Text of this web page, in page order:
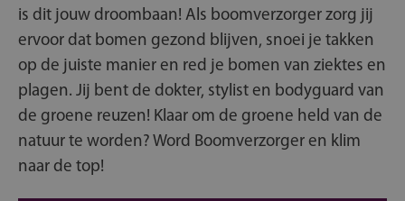
is dit jouw droombaan! Als boomverzorger zorg jij
ervoor dat bomen gezond blijven, snoei je takken
op de juiste manier en red je bomen van ziektes en
plagen. Jij bent de dokter, stylist en bodyguard van
de groene reuzen! Klaar om de groene held van de
natuur te worden? Word Boomverzorger en klim
naar de top!